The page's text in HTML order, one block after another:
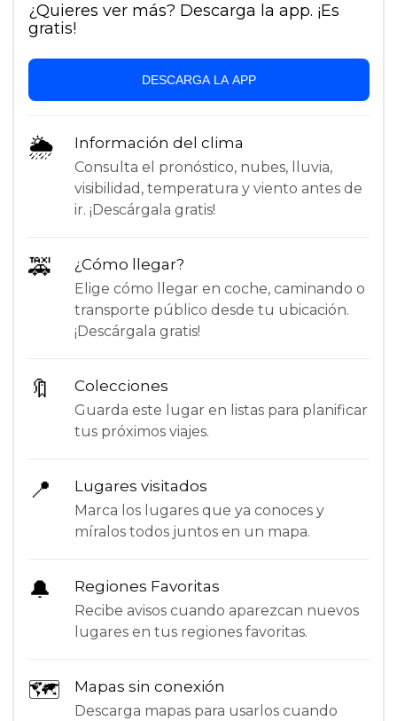
¿Quieres ver más? Descarga la app. ¡Es
gratis!
DESCARGA LA APP
🌦 Información del clima
Consulta el pronóstico, nubes, lluvia,
visibilidad, temperatura y viento antes de
ir. ¡Descárgala gratis!
🚕 ¿Cómo llegar?
Elige cómo llegar en coche, caminando o
transporte público desde tu ubicación.
¡Descárgala gratis!
🔖 Colecciones
Guarda este lugar en listas para planificar
tus próximos viajes.
📍 Lugares visitados
Marca los lugares que ya conoces y
míralos todos juntos en un mapa.
🔔 Regiones Favoritas
Recibe avisos cuando aparezcan nuevos
lugares en tus regiones favoritas.
🗺 Mapas sin conexión
Descarga mapas para usarlos cuando